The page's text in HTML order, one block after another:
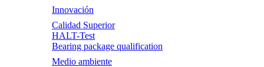
Innovación
Calidad Superior
HALT-Test
Bearing package qualification
Medio ambiente